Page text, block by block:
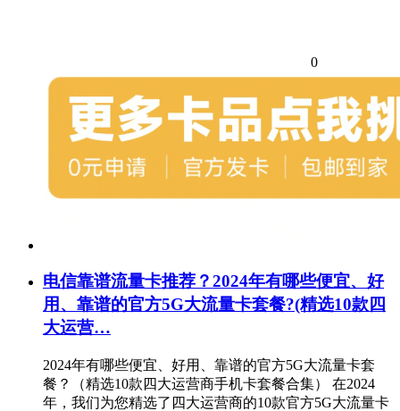
0
电信靠谱流量卡推荐？2024年有哪些便宜、好
用、靠谱的官方5G大流量卡套餐?(精选10款四
大运营…
2024年有哪些便宜、好用、靠谱的官方5G大流量卡套
餐？（精选10款四大运营商手机卡套餐合集） 在2024
年，我们为您精选了四大运营商的10款官方5G大流量卡